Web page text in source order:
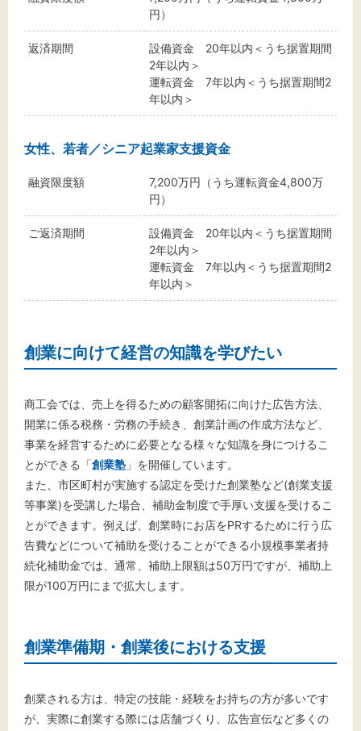
円）
返済期間
設備資金 20年以内＜うち据置期間
2年以内＞
運転資金 7年以内＜うち据置期間2
年以内＞
女性、若者／シニア起業家支援資金
融資限度額
7,200万円（うち運転資金4,800万
円）
ご返済期間
設備資金 20年以内＜うち据置期間
2年以内＞
運転資金 7年以内＜うち据置期間2
年以内＞
創業に向けて経営の知識を学びたい
商工会では、売上を得るための顧客開拓に向けた広告方法、
開業に係る税務・労務の手続き、創業計画の作成方法など、
事業を経営するために必要となる様々な知識を身につけるこ
とができる「創業塾 」を開催しています。
また、市区町村が実施する認定を受けた創業塾など(創業支援
等事業)を受講した場合、補助金制度で手厚い支援を受けるこ
とができます。例えば、創業時にお店をPRするために行う広
告費などについて補助を受けることができる小規模事業者持
続化補助金では、通常、補助上限額は50万円ですが、補助上
限が100万円にまで拡大します。
創業準備期・創業後における支援
創業される方は、特定の技能・経験をお持ちの方が多いです
が、実際に創業する際には店舗づくり、広告宣伝など多くの